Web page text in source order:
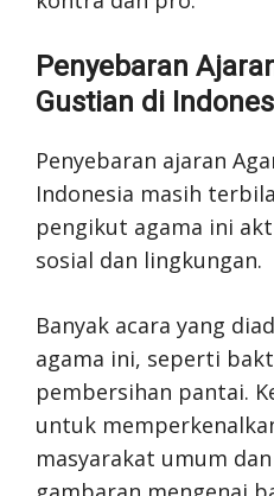
Penyebaran
Gustian di
Penyebaran ajaran
Indonesia masih
pengikut agama ini
sosial dan lingkungan.
Banyak acara yang
agama ini, seperti
pembersihan pantai.
untuk
masyarakat umum